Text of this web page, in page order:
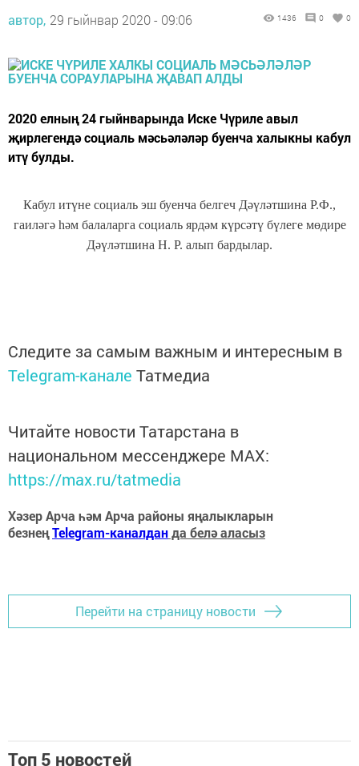
автор, 29 гыйнвар 2020 - 09:06 1436 0 0
2020 елның 24 гыйнварында Иске Чүриле авыл
җирлегендә социаль мәсьәләләр буенча халыкны кабул
итү булды.
Кабул итүне социаль эш буенча белгеч Дәүләтшина Р.Ф.,
гаиләгә һәм балаларга социаль ярдәм күрсәтү бүлеге мөдире
Дәүләтшина Н. Р. алып бардылар.
Следите за самым важным и интересным в
Telegram-канале Татмедиа
Читайте новости Татарстана в
национальном мессенджере MАХ:
https://max.ru/tatmedia
Хәзер Арча һәм Арча районы яңалыкларын
безнеңTelegram-каналданда белә аласыз
Перейти на страницу новости
Топ 5 новостей